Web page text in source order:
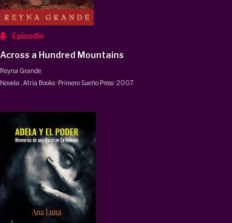
Episodio
Across a Hundred Mountains
Reyna Grande
Novela
Atria Books · Primero Sueño Press·2007